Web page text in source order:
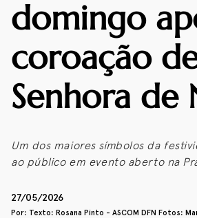
domingo
coroação
Senhora de
Um dos maiores símbolos da
ao público em evento aberto na
27/05/2026
Por: Texto: Rosana Pinto - ASCOM DFN Fotos: